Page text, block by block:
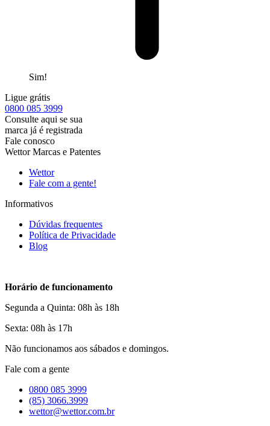
Sim!
Ligue grátis
0800 085 3999
Consulte aqui se sua
marca já é registrada
Fale conosco
Wettor Marcas e Patentes
Wettor
Fale com a gente!
Informativos
Dúvidas frequentes
Política de Privacidade
Blog
Horário de funcionamento
Segunda a Quinta: 08h às 18h
Sexta: 08h às 17h
Não funcionamos aos sábados e domingos.
Fale com a gente
0800 085 3999
(85) 3066.3999
wettor@wettor.com.br